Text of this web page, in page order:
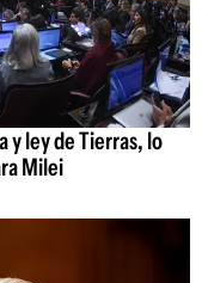
y ley de Tierras, lo
Milei